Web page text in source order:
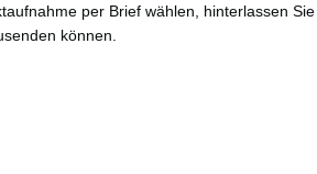
per Brief wählen, hinterlassen
können.